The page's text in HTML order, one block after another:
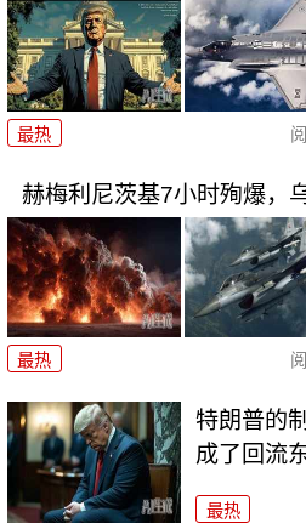
最热
赫梅利尼茨基7小时殉爆，
最热
特朗普的
成了回流
最热